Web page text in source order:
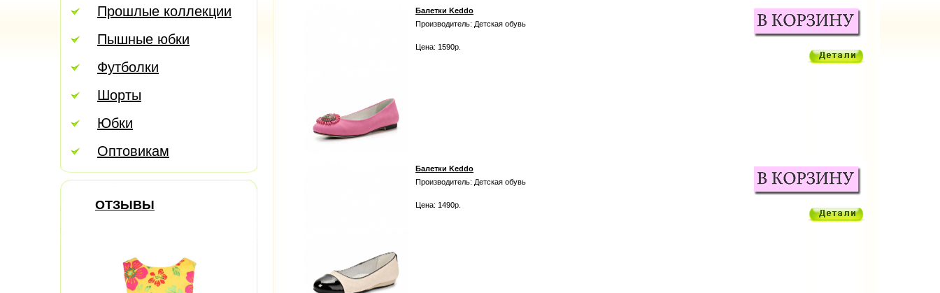
Прошлые коллекции
Пышные юбки
Футболки
Шорты
Юбки
Оптовикам
ОТЗЫВЫ
Балетки Keddo
Производитель: Детская обувь
Цена: 1590р.
Балетки Keddo
Производитель: Детская обувь
Цена: 1490р.